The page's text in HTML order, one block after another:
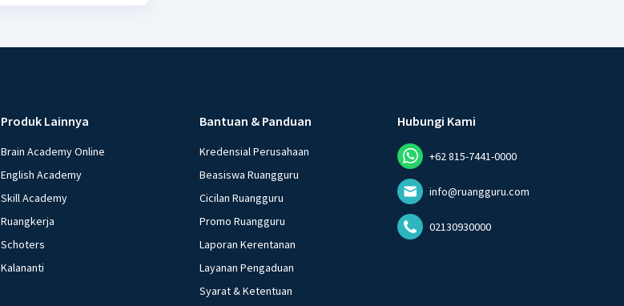
Produk Lainnya
Brain Academy Online
English Academy
Skill Academy
Ruangkerja
Schoters
Kalananti
Bantuan & Panduan
Kredensial Perusahaan
Beasiswa Ruangguru
Cicilan Ruangguru
Promo Ruangguru
Laporan Kerentanan
Layanan Pengaduan
Syarat & Ketentuan
Hubungi Kami
+62 815-7441-0000
info@ruangguru.com
02130930000